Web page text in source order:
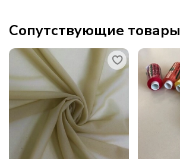
Сопутствующие товары